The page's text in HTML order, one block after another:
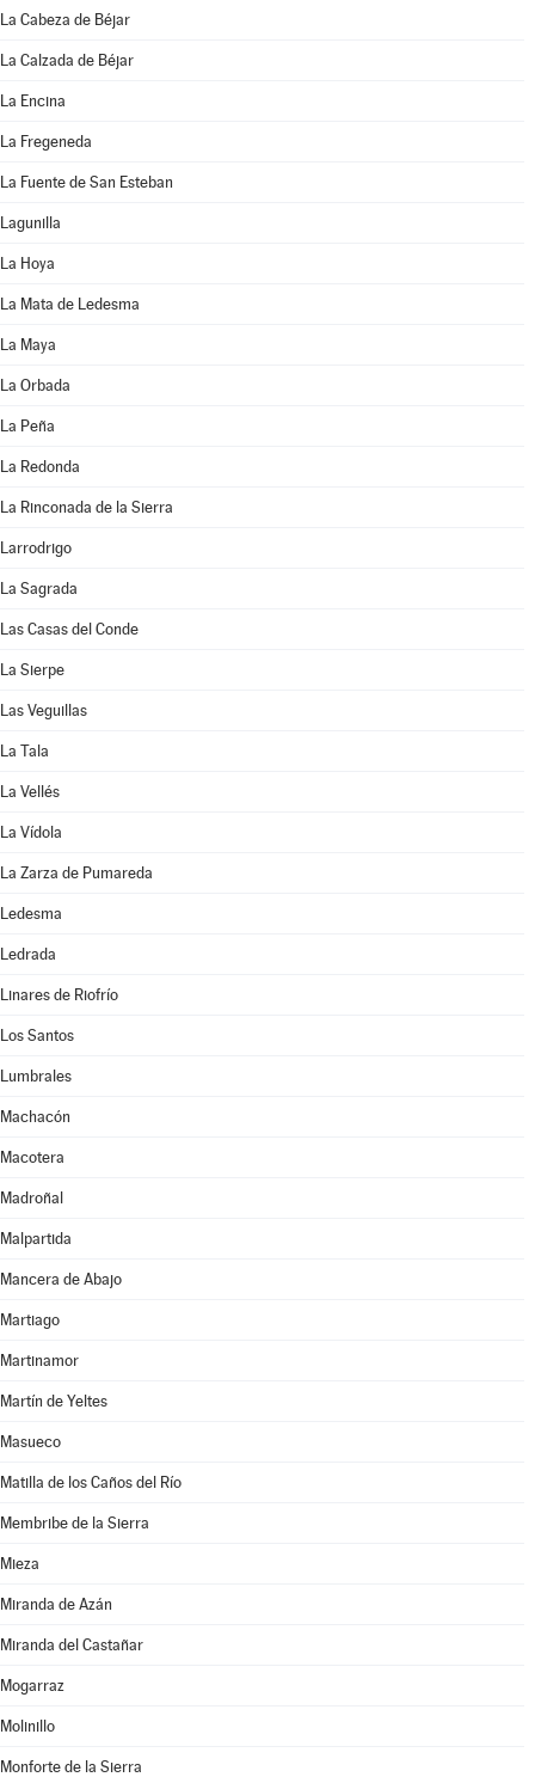
La Cabeza de Béjar
La Calzada de Béjar
La Encina
La Fregeneda
La Fuente de San Esteban
Lagunilla
La Hoya
La Mata de Ledesma
La Maya
La Orbada
La Peña
La Redonda
La Rinconada de la Sierra
Larrodrigo
La Sagrada
Las Casas del Conde
La Sierpe
Las Veguillas
La Tala
La Vellés
La Vídola
La Zarza de Pumareda
Ledesma
Ledrada
Linares de Riofrío
Los Santos
Lumbrales
Machacón
Macotera
Madroñal
Malpartida
Mancera de Abajo
Martiago
Martinamor
Martín de Yeltes
Masueco
Matilla de los Caños del Río
Membribe de la Sierra
Mieza
Miranda de Azán
Miranda del Castañar
Mogarraz
Molinillo
Monforte de la Sierra